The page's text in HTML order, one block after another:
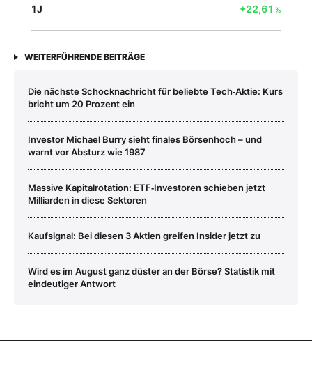
1J +22,61 %
WEITERFÜHRENDE BEITRÄGE
Die nächste Schocknachricht für beliebte Tech‑Aktie: Kurs
bricht um 20 Prozent ein
Investor Michael Burry sieht finales Börsenhoch – und
warnt vor Absturz wie 1987
Massive Kapitalrotation: ETF‑Investoren schieben jetzt
Milliarden in diese Sektoren
Kaufsignal: Bei diesen 3 Aktien greifen Insider jetzt zu
Wird es im August ganz düster an der Börse? Statistik mit
eindeutiger Antwort